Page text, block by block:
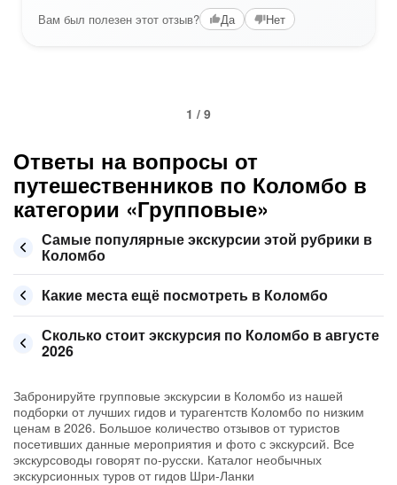
Вам был полезен этот отзыв? Да Нет
1 / 9
Ответы на вопросы от
путешественников по Коломбо в
категории «Групповые»
Самые популярные экскурсии этой рубрики в
Коломбо
Какие места ещё посмотреть в Коломбо
Сколько стоит экскурсия по Коломбо в августе
2026
Забронируйте групповые экскурсии в Коломбо из нашей
подборки от лучших гидов и турагентств Коломбо по низким
ценам в 2026. Большое количество отзывов от туристов
посетивших данные мероприятия и фото с экскурсий. Все
экскурсоводы говорят по-русски. Каталог необычных
экскурсионных туров от гидов Шри-Ланки